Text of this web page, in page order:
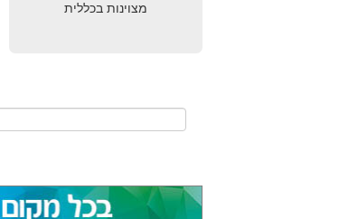
מצוינות בכללית